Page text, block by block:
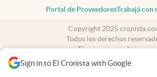
Sign in to El Cronista with Google
Portal de ProveedoresTrabajá con
Copyright 2025
Todos los derechos
Términos y condiciones
Privacidad
Consentimiento